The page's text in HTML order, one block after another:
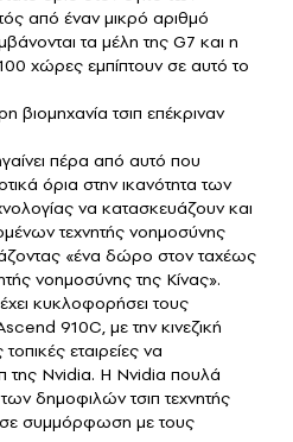
από έναν μικρό αριθμό
τα μέλη της G7 και η
χώρες εμπίπτουν σε αυτό το
βιομηχανία τσιπ επέκριναν
πέρα ​​από αυτό που
όρια στην ικανότητα των
να κατασκευάζουν και
τεχνητής νοημοσύνης
«ένα δώρο στον ταχέως
νοημοσύνης της Κίνας».
κυκλοφορήσει τους
910C, με την κινεζική
εταιρείες να
της Nvidia. Η Nvidia πουλά
δημοφιλών τσιπ τεχνητής
σε συμμόρφωση με τους